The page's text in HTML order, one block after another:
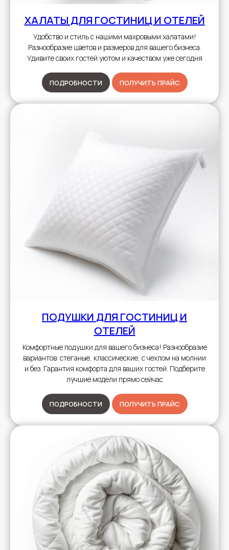
ХАЛАТЫ ДЛЯ ГОСТИНИЦ И ОТЕЛЕЙ
Удобство и стиль с нашими махровыми халатами!
Разнообразие цветов и размеров для вашего бизнеса.
Удивите своих гостей уютом и качеством уже сегодня
ПОДРОБНОСТИ ПОЛУЧИТЬ ПРАЙС
ПОДУШКИ ДЛЯ ГОСТИНИЦ И
ОТЕЛЕЙ
Комфортные подушки для вашего бизнеса! Разнообразие
вариантов: стеганые, классические, с чехлом на молнии
и без. Гарантия комфорта для ваших гостей. Подберите
лучшие модели прямо сейчас
ПОДРОБНОСТИ ПОЛУЧИТЬ ПРАЙС